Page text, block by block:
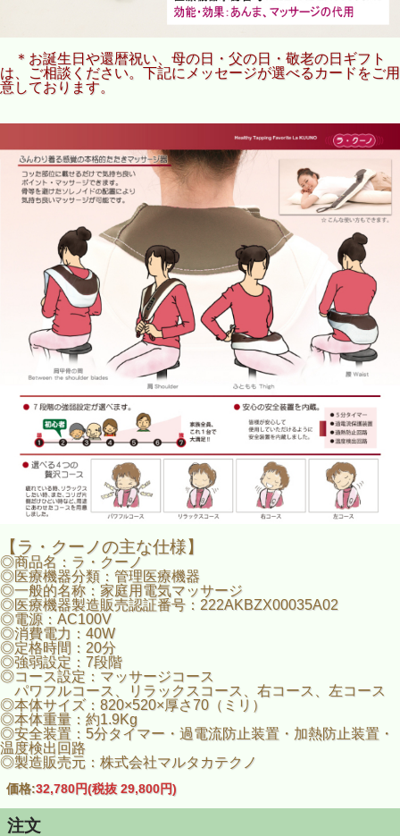
＊お誕生日や還暦祝い、母の日・父の日・敬老の日ギフト
は、ご相談ください。下記にメッセージが選べるカードをご用
意しております。
【ラ・クーノの主な仕様】
◎商品名：ラ・クーノ
◎医療機器分類：管理医療機器
◎一般的名称：家庭用電気マッサージ
◎医療機器製造販売認証番号：222AKBZX00035A02
◎電源：AC100V
◎消費電力：40W
◎定格時間：20分
◎強弱設定：7段階
◎コース設定：マッサージコース
パワフルコース、リラックスコース、右コース、左コース
◎本体サイズ：820×520×厚さ70（ミリ）
◎本体重量：約1.9Kg
◎安全装置：5分タイマー・過電流防止装置・加熱防止装置・
温度検出回路
◎製造販売元：株式会社マルタカテクノ
価格:32,780円(税抜 29,800円)
注文